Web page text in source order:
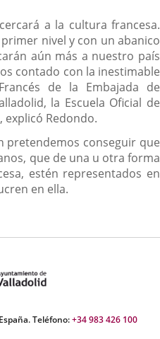
a la cultura francesa.
nivel y con un abanico
aún más a nuestro país
contado con la inestimable
de la Embajada de
la Escuela Oficial de
explicó Redondo.
pretendemos conseguir que
que de una u otra forma
estén representados en
en ella.
Teléfono:+34 983 426 100